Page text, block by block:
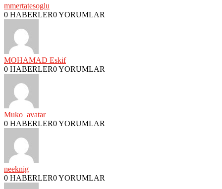
mmertatesoglu
0 HABERLER0 YORUMLAR
MOHAMAD Eskif
0 HABERLER0 YORUMLAR
Muko_avatar
0 HABERLER0 YORUMLAR
neeknig
0 HABERLER0 YORUMLAR